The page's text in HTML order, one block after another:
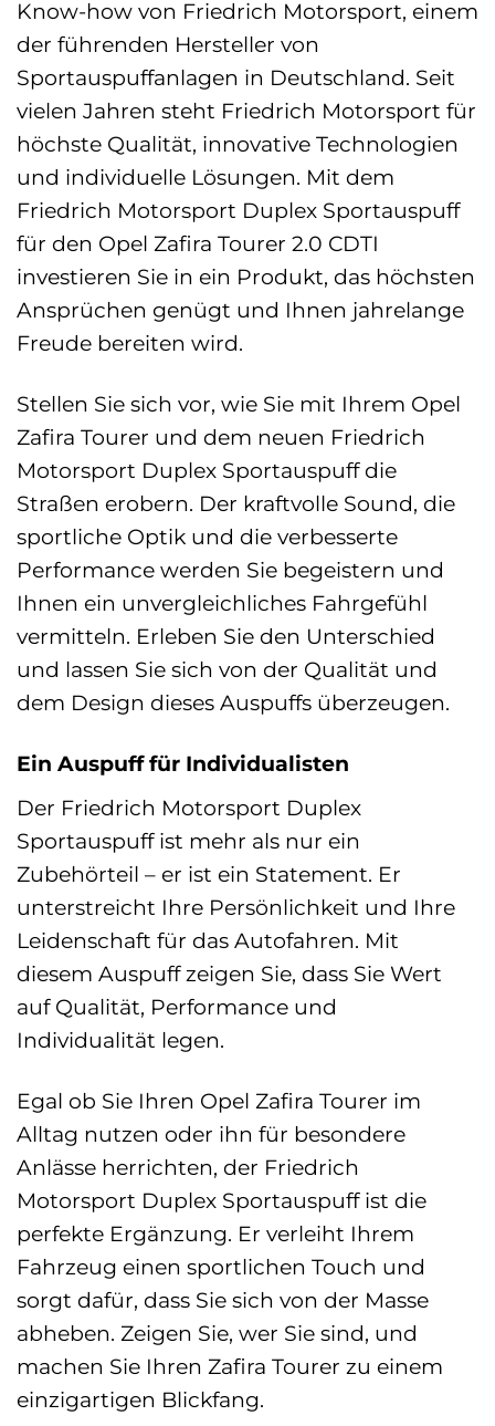
Know-how von Friedrich Motorsport, einem
der führenden Hersteller von
Sportauspuffanlagen in Deutschland. Seit
vielen Jahren steht Friedrich Motorsport für
höchste Qualität, innovative Technologien
und individuelle Lösungen. Mit dem
Friedrich Motorsport Duplex Sportauspuff
für den Opel Zafira Tourer 2.0 CDTI
investieren Sie in ein Produkt, das höchsten
Ansprüchen genügt und Ihnen jahrelange
Freude bereiten wird.
Stellen Sie sich vor, wie Sie mit Ihrem Opel
Zafira Tourer und dem neuen Friedrich
Motorsport Duplex Sportauspuff die
Straßen erobern. Der kraftvolle Sound, die
sportliche Optik und die verbesserte
Performance werden Sie begeistern und
Ihnen ein unvergleichliches Fahrgefühl
vermitteln. Erleben Sie den Unterschied
und lassen Sie sich von der Qualität und
dem Design dieses Auspuffs überzeugen.
Ein Auspuff für Individualisten
Der Friedrich Motorsport Duplex
Sportauspuff ist mehr als nur ein
Zubehörteil – er ist ein Statement. Er
unterstreicht Ihre Persönlichkeit und Ihre
Leidenschaft für das Autofahren. Mit
diesem Auspuff zeigen Sie, dass Sie Wert
auf Qualität, Performance und
Individualität legen.
Egal ob Sie Ihren Opel Zafira Tourer im
Alltag nutzen oder ihn für besondere
Anlässe herrichten, der Friedrich
Motorsport Duplex Sportauspuff ist die
perfekte Ergänzung. Er verleiht Ihrem
Fahrzeug einen sportlichen Touch und
sorgt dafür, dass Sie sich von der Masse
abheben. Zeigen Sie, wer Sie sind, und
machen Sie Ihren Zafira Tourer zu einem
einzigartigen Blickfang.